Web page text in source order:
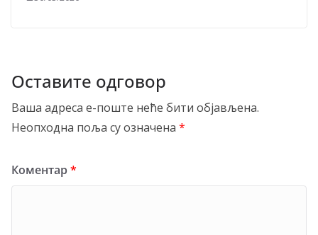
Оставите одговор
Ваша адреса е-поште неће бити објављена.
Неопходна поља су означена *
Коментар*